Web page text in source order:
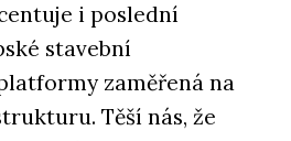
i poslední
stavební
zaměřená na
Těší nás, že